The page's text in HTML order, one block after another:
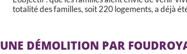
totalité des familles, soit 220 logements, a déjà
UNE DÉMOLITION PAR